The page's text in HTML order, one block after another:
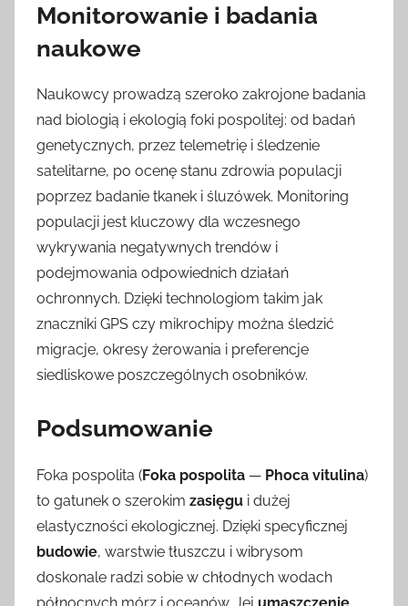
Monitorowanie i badania
naukowe
Naukowcy prowadzą szeroko zakrojone badania
nad biologią i ekologią foki pospolitej: od badań
genetycznych, przez telemetrię i śledzenie
satelitarne, po ocenę stanu zdrowia populacji
poprzez badanie tkanek i śluzówek. Monitoring
populacji jest kluczowy dla wczesnego
wykrywania negatywnych trendów i
podejmowania odpowiednich działań
ochronnych. Dzięki technologiom takim jak
znaczniki GPS czy mikrochipy można śledzić
migracje, okresy żerowania i preferencje
siedliskowe poszczególnych osobników.
Podsumowanie
Foka pospolita (Foka pospolita — Phoca vitulina)
to gatunek o szerokim zasięgu i dużej
elastyczności ekologicznej. Dzięki specyficznej
budowie, warstwie tłuszczu i wibrysom
doskonale radzi sobie w chłodnych wodach
północnych mórz i oceanów. Jej umaszczenie